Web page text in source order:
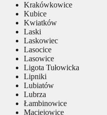
Krakówkowice
Kubice
Kwiatków
Laski
Laskowiec
Lasocice
Lasowice
Ligota Tułowicka
Lipniki
Lubiatów
Lubrza
Łambinowice
Maciejowice